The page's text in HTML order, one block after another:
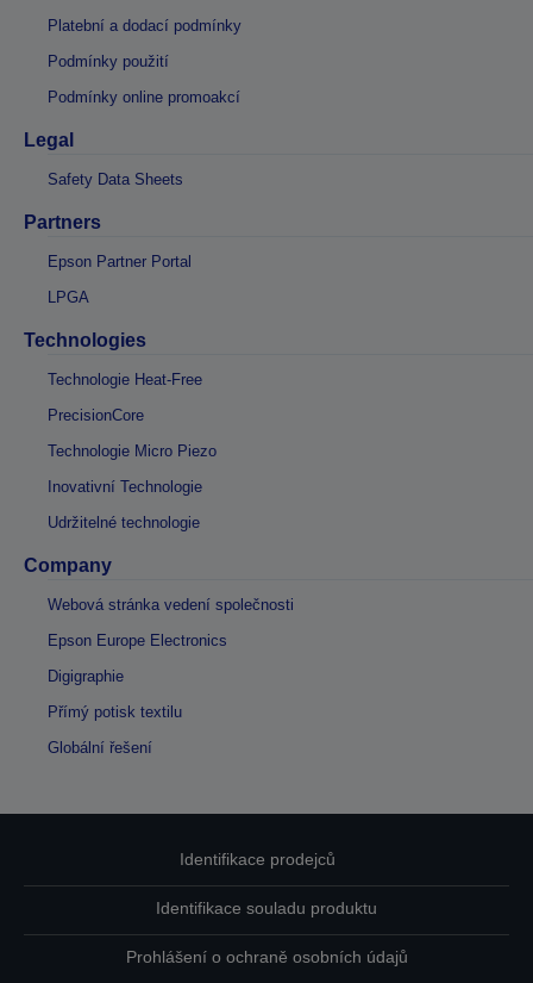
Platební a dodací podmínky
Podmínky použití
Podmínky online promoakcí
Legal
Safety Data Sheets
Partners
Epson Partner Portal
LPGA
Technologies
Technologie Heat-Free
PrecisionCore
Technologie Micro Piezo
Inovativní Technologie
Udržitelné technologie
Company
Webová stránka vedení společnosti
Epson Europe Electronics
Digigraphie
Přímý potisk textilu
Globální řešení
Identifikace prodejců
Identifikace souladu produktu
Prohlášení o ochraně osobních údajů